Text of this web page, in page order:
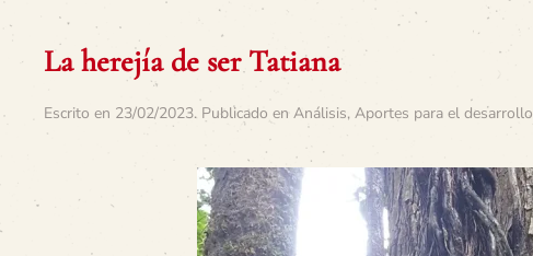
La herejía de ser Tatiana
Escrito en 23/02/2023. Publicado en Análisis, Aportes para el desarrollo